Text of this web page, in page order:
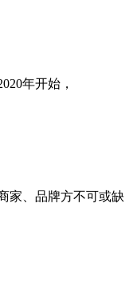
年开始，
家、品牌方不可或缺